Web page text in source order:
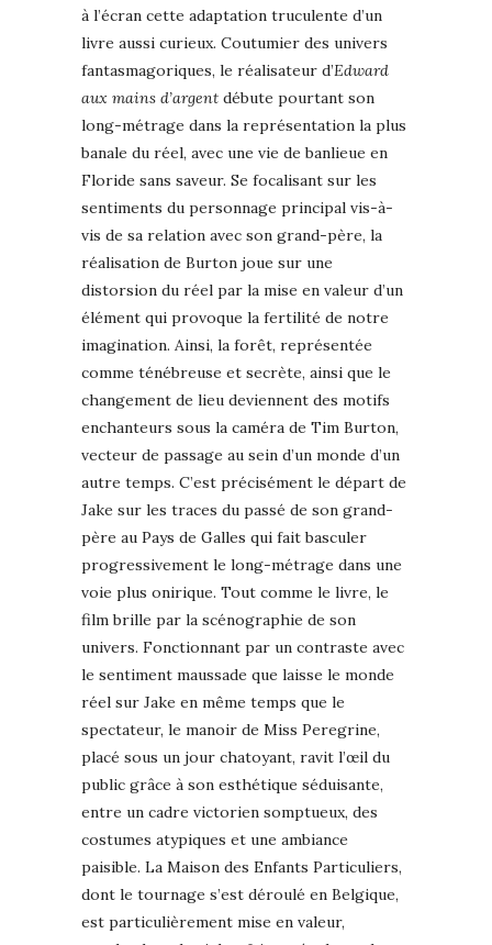
à l’écran cette adaptation truculente d’un
livre aussi curieux. Coutumier des univers
fantasmagoriques, le réalisateur d’Edward
aux mains d’argent débute pourtant son
long-métrage dans la représentation la plus
banale du réel, avec une vie de banlieue en
Floride sans saveur. Se focalisant sur les
sentiments du personnage principal vis-à-
vis de sa relation avec son grand-père, la
réalisation de Burton joue sur une
distorsion du réel par la mise en valeur d’un
élément qui provoque la fertilité de notre
imagination. Ainsi, la forêt, représentée
comme ténébreuse et secrète, ainsi que le
changement de lieu deviennent des motifs
enchanteurs sous la caméra de Tim Burton,
vecteur de passage au sein d’un monde d’un
autre temps. C’est précisément le départ de
Jake sur les traces du passé de son grand-
père au Pays de Galles qui fait basculer
progressivement le long-métrage dans une
voie plus onirique. Tout comme le livre, le
film brille par la scénographie de son
univers. Fonctionnant par un contraste avec
le sentiment maussade que laisse le monde
réel sur Jake en même temps que le
spectateur, le manoir de Miss Peregrine,
placé sous un jour chatoyant, ravit l’œil du
public grâce à son esthétique séduisante,
entre un cadre victorien somptueux, des
costumes atypiques et une ambiance
paisible. La Maison des Enfants Particuliers,
dont le tournage s’est déroulé en Belgique,
est particulièrement mise en valeur,